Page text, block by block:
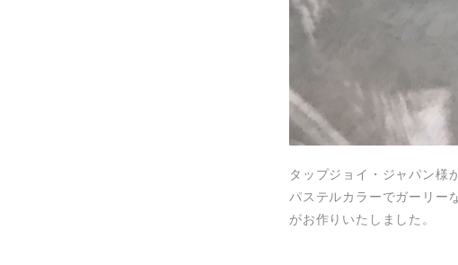
タップジョイ・ジャパン様
パステルカラーでガーリー
がお作りいたしました。